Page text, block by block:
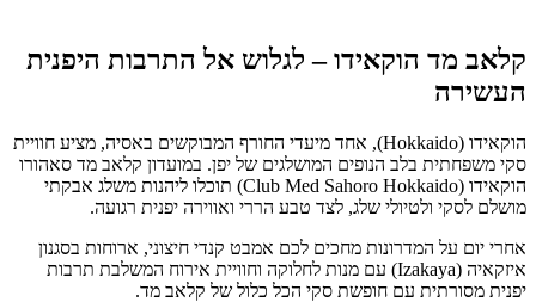
קלאב מד הוקאידו – לגלוש אל התרבות היפנית
העשירה
הוקאידו (Hokkaido), אחד מיעדי החורף המבוקשים באסיה, מציע חוויית
סקי משפחתית בלב הנופים המושלגים של יפן. במועדון קלאב מד סאהורו
הוקאידו (Club Med Sahoro Hokkaido) תוכלו ליהנות משלג אבקתי
מושלם לסקי ולטיולי שלג, לצד טבע הררי ואווירה יפנית רגועה.
אחרי יום על המדרונות מחכים לכם אמבט קנדי חיצוני, ארוחות בסגנון
איזקאיה (Izakaya) עם מנות לחלוקה וחוויית אירוח המשלבת תרבות
יפנית מסורתית עם חופשת סקי הכל כלול של קלאב מד.